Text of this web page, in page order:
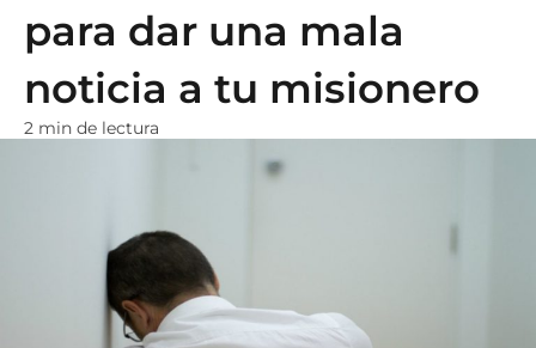
para dar una mala
noticia a tu misionero
2 min de lectura